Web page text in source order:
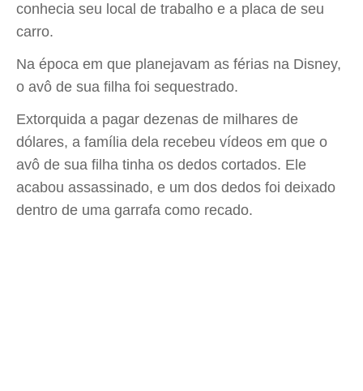
conhecia seu local de trabalho e a placa de seu
carro.
Na época em que planejavam as férias na Disney,
o avô de sua filha foi sequestrado.
Extorquida a pagar dezenas de milhares de
dólares, a família dela recebeu vídeos em que o
avô de sua filha tinha os dedos cortados. Ele
acabou assassinado, e um dos dedos foi deixado
dentro de uma garrafa como recado.